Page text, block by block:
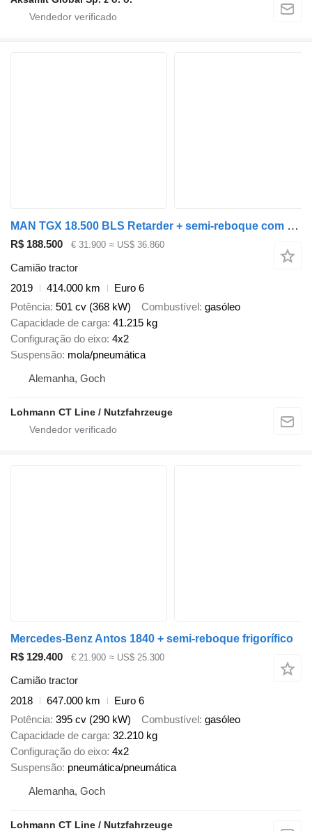
MAN TGX 18.500 BLS Retarder + semi-reboque com cortina lateral
R$ 188.500 € 31.900 ≈ US$ 36.860
Camião tractor
2019
414.000 km
Euro 6
Potência 501 cv (368 kW) Combustível gasóleo
Capacidade de carga 41.215 kg
Configuração do eixo 4x2
Suspensão mola/pneumática
Alemanha, Goch
Lohmann CT Line / Nutzfahrzeuge
Mercedes-Benz Antos 1840 + semi-reboque frigorífico
R$ 129.400
€ 21.900 ≈ US$ 25.300
Camião tractor
2018
647.000 km
Euro 6
Potência 395 cv (290 kW) Combustível gasóleo
Capacidade de carga 32.210 kg
Configuração do eixo 4x2
Suspensão pneumática/pneumática
Alemanha, Goch
Lohmann CT Line / Nutzfahrzeuge